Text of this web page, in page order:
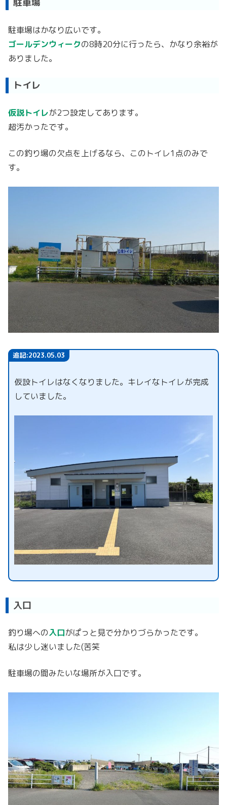
駐車場はかなり広いです。
ゴールデンウィークの8時20分に行ったら、かなり余裕が
ありました。
トイレ
仮説トイレが2つ設定してあります。
超汚かったです。
この釣り場の欠点を上げるなら、このトイレ1点のみで
す。
追記:2023.05.03
仮設トイレはなくなりました。キレイなトイレが完成
していました。
入口
釣り場への入口がぱっと見で分かりづらかったです。
私は少し迷いました(苦笑
駐車場の間みたいな場所が入口です。